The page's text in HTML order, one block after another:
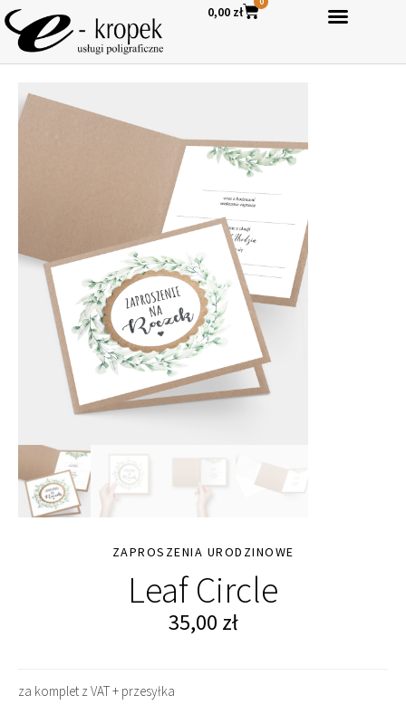
0,00 zł
ZAPROSZENIA URODZINOWE
Leaf Circle
35,00 zł
za komplet z VAT + przesyłka